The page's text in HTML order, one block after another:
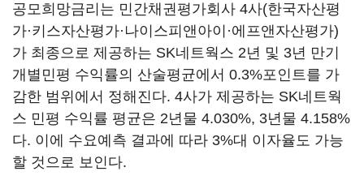
공모희망금리는 민간채권평가회사 4사(한국자산평
가·키스자산평가·나이스피앤아이·에프앤자산평가)
가 최종으로 제공하는 SK네트웍스 2년 및 3년 만기
개별민평 수익률의 산술평균에서 0.3%포인트를 가
감한 범위에서 정해진다. 4사가 제공하는 SK네트웍
스 민평 수익률 평균은 2년물 4.030%, 3년물 4.158%
다. 이에 수요예측 결과에 따라 3%대 이자율도 가능
할 것으로 보인다.